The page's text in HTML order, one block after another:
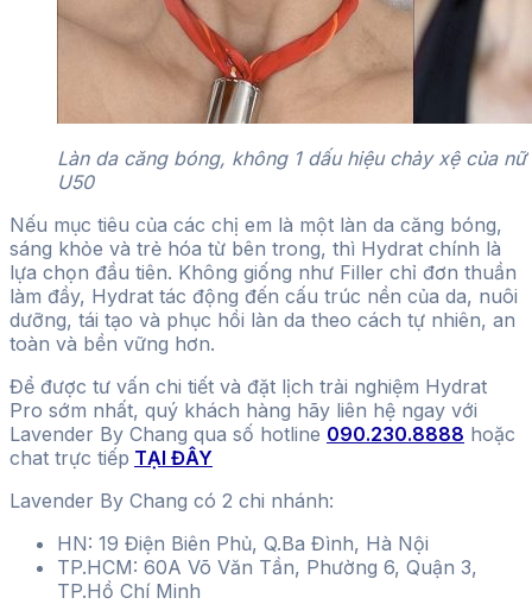
Làn da căng bóng, không 1 dấu hiệu chảy xệ của
U50
Nếu mục tiêu của các chị em là một làn da căng bóng,
sáng khỏe và trẻ hóa từ bên trong, thì Hydrat chính là
lựa chọn đầu tiên. Không giống như Filler chỉ đơn thuần
làm đầy, Hydrat tác động đến cấu trúc nền của da, nuôi
dưỡng, tái tạo và phục hồi làn da theo cách tự nhiên, an
toàn và bền vững hơn.
Để được tư vấn chi tiết và đặt lịch trải nghiệm Hydrat
Pro sớm nhất, quý khách hàng hãy liên hệ ngay với
Lavender By Chang qua số hotline 090.230.8888 hoặc
chat trực tiếp TẠI ĐÂY
Lavender By Chang có 2 chi nhánh:
HN: 19 Điện Biên Phủ, Q.Ba Đình, Hà Nội
TP.HCM: 60A Võ Văn Tần, Phường 6, Quận 3,
TP.Hồ Chí Minh